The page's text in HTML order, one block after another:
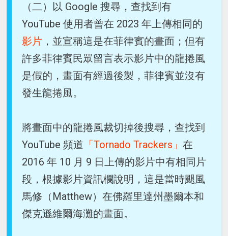
（二）以 Google 搜尋，查找到有
YouTube 使用者曾在 2023 年上傳相同的
影片 ，並宣稱這是在菲律賓的畫面；但有
許多菲律賓民眾留言表示影片中的龍捲風
是假的，畫面有經過後製，菲律賓並沒有
發生龍捲風。
將畫面中的龍捲風裁切掉後搜尋，查找到
YouTube 頻道 「Tornado Trackers」在
2016 年 10 月 9 日上傳的影片中有相同片
段，根據影片資訊欄說明，這是當時颶風
馬修（Matthew）在佛羅里達州墨爾本和
傑克遜維爾海灘的畫面。